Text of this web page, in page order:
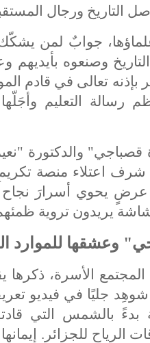
التاريخ ورجال
جوابٌ لمن
وصنعوه
بإذنه تعالى في قادم
رسالة التعليم
قصباجي" والدكتورة
اعتلاء منصة
عرضٍ يحوي أسرارَ
يريدون تروية
وعشقها للموارد
الأسرة، ذكرها
جليًا في فيديو
بدءً بالشمس التي
الرياح للجزائر.